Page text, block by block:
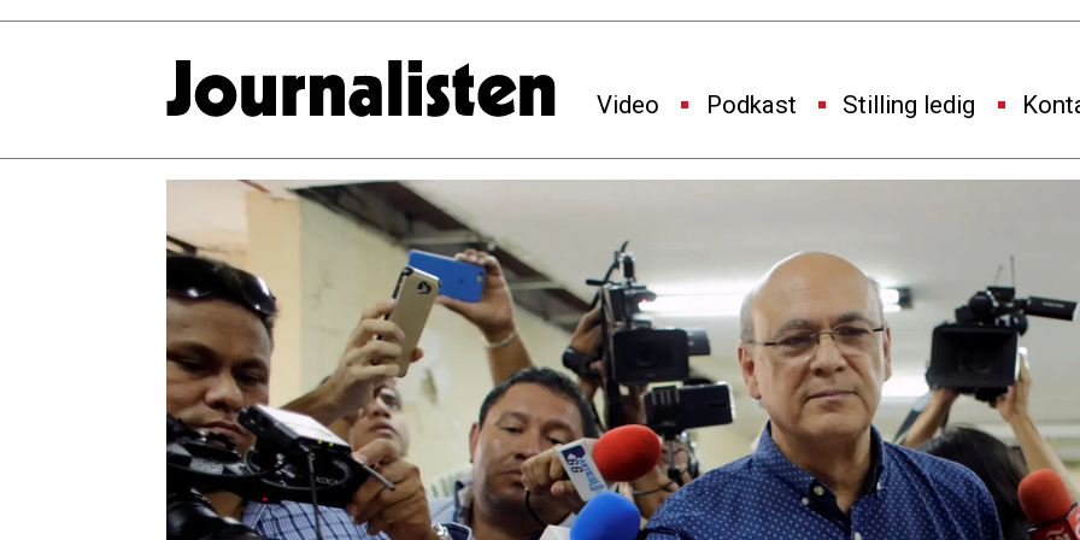
Video Podkast Stilling ledig